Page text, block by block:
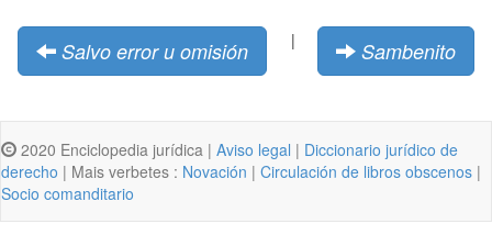
Salvo error u omisión | Sambenito
2020 Enciclopedia jurídica | Aviso legal | Diccionario jurídico de
derecho | Mais verbetes : Novación | Circulación de libros obscenos |
Socio comanditario